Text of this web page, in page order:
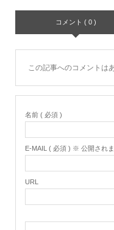
コメント ( 0 )
この記事へのコメントは
名前 ( 必須 )
E-MAIL ( 必須 ) ※ 公開され
URL